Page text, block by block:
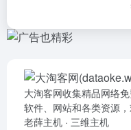
大淘客网收集精品网络
软件、网站和各类资源
老薛主机 · 三维主机